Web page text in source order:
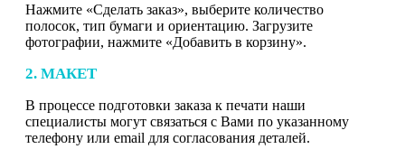
Нажмите «Сделать заказ», выберите количество
полосок, тип бумаги и ориентацию. Загрузите
фотографии, нажмите «Добавить в корзину».
2. МАКЕТ
В процессе подготовки заказа к печати наши
специалисты могут связаться с Вами по указанному
телефону или email для согласования деталей.